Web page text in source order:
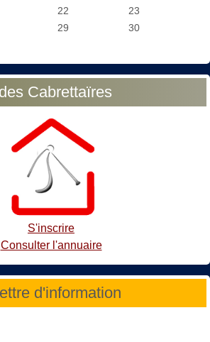
22
23
29
30
Cabrettaïres
S'inscrire
Consulter l'annuaire
d'information